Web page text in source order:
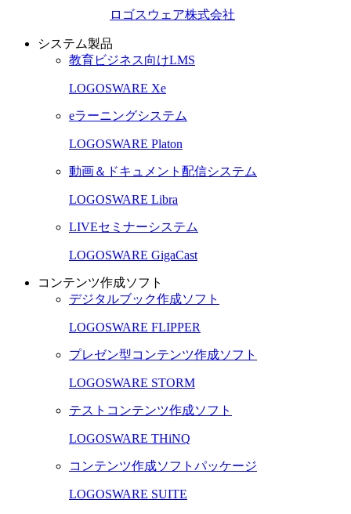
ロゴスウェア株式会社
システム製品
教育ビジネス向けLMS
LOGOSWARE Xe
eラーニングシステム
LOGOSWARE Platon
動画＆ドキュメント配信システム
LOGOSWARE Libra
LIVEセミナーシステム
LOGOSWARE GigaCast
コンテンツ作成ソフト
デジタルブック作成ソフト
LOGOSWARE FLIPPER
プレゼン型コンテンツ作成ソフト
LOGOSWARE STORM
テストコンテンツ作成ソフト
LOGOSWARE THiNQ
コンテンツ作成ソフトパッケージ
LOGOSWARE SUITE